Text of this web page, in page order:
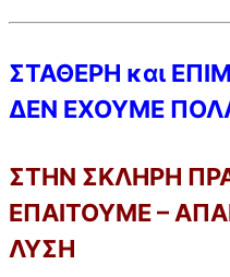
ΣΤΑΘΕΡΗ και
ΔΕΝ ΕΧΟΥΜΕ
ΣΤΗΝ ΣΚΛΗΡΗ
ΕΠΑΙΤΟΥΜΕ –
ΛΥΣΗ